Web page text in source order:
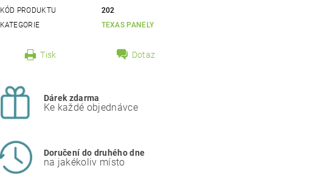
KÓD PRODUKTU
202
KATEGORIE
TEXAS PANELY
Tisk Dotaz
Dárek zdarma
Ke každé objednávce
Doručení do druhého dne
na jakékoliv místo